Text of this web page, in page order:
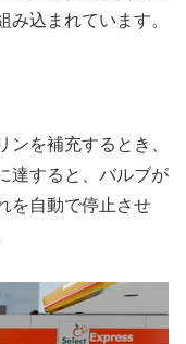
込まれています。
ンを補充するとき、
達すると、バルブが
を自動で停止させ